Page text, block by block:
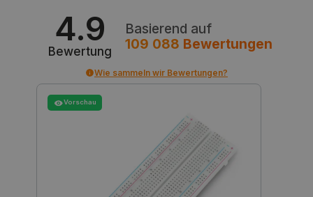
4.9
Bewertung
Basierend auf
109 088 Bewertungen
Wie sammeln wir Bewertungen?
Vorschau
CookieScriptConsent
CookieScript
botland.de